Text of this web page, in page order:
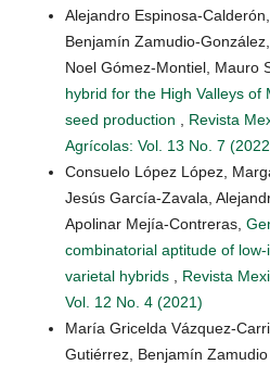
Alejandro Espinosa-
Benjamín Zamudio-
Noel Gómez-Montiel, Mauro
hybrid for the High Valleys of
seed production
Revista
Agrícolas: Vol. 13 No. 7
Consuelo López López,
Jesús García-Zavala,
Apolinar Mejía-Contreras,
combinatorial aptitude of
varietal hybrids
Revista
Vol. 12 No. 4 (2021)
María Gricelda Vázquez-
Gutiérrez, Benjamín